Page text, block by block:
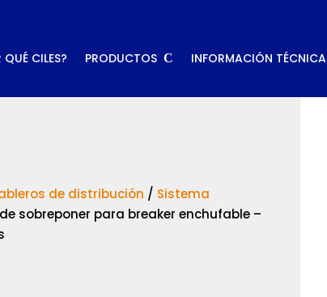
QUÉ CILES? PRODUCTOS INFORMACIÓN TÉCNICA
de distribución / Sistema
sobreponer para breaker enchufable –